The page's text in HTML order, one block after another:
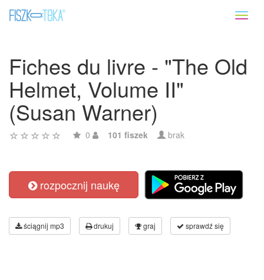
Fiches du livre - "The Old
Helmet, Volume II"
(Susan Warner)
0 101 fiszek brak
rozpocznij naukę
ściągnij mp3 drukuj graj sprawdź się